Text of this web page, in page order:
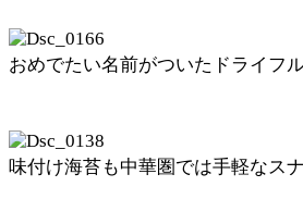
おめでたい名前がついたドライフ
味付け海苔も中華圏では手軽なス